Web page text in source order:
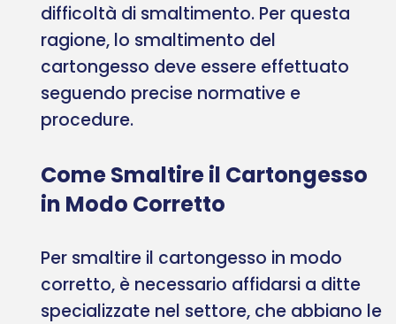
difficoltà di smaltimento. Per questa
ragione, lo smaltimento del
cartongesso deve essere effettuato
seguendo precise normative e
procedure.
Come Smaltire il Cartongesso
in Modo Corretto
Per smaltire il cartongesso in modo
corretto, è necessario affidarsi a ditte
specializzate nel settore, che abbiano le